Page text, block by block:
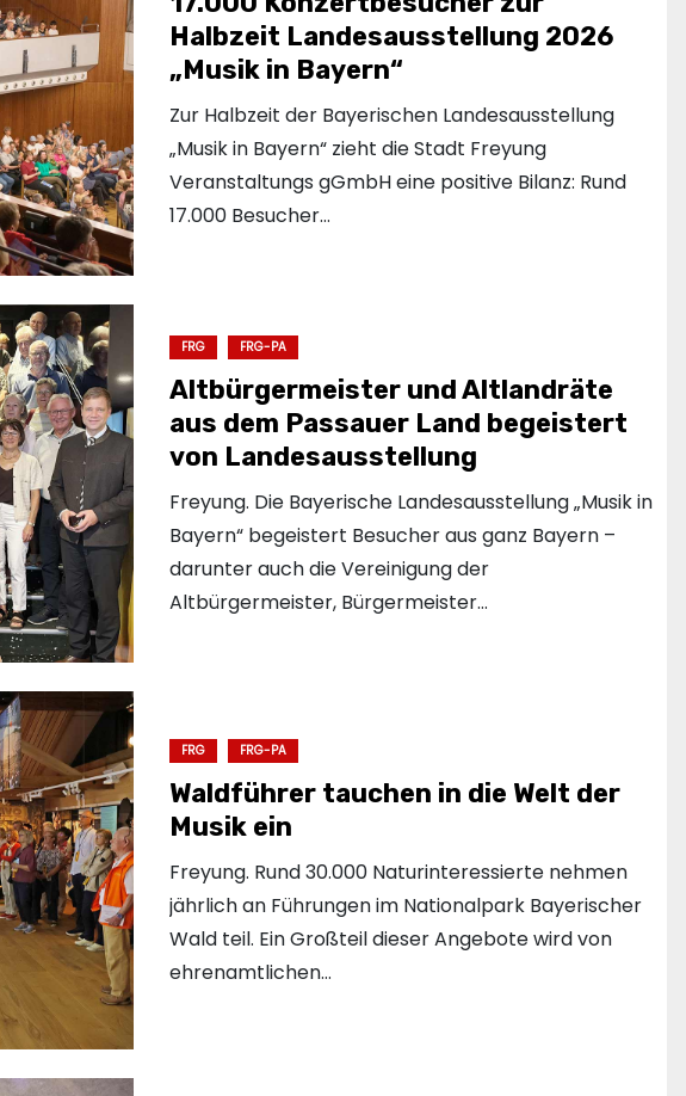
Halbzeit Landesausstellung 2026
„Musik in Bayern“
Zur Halbzeit der Bayerischen Landesausstellung
„Musik in Bayern“ zieht die Stadt Freyung
Veranstaltungs gGmbH eine positive Bilanz: Rund
17.000 Besucher…
FRG FRG-PA
Altbürgermeister und Altlandräte
aus dem Passauer Land begeistert
von Landesausstellung
Freyung. Die Bayerische Landesausstellung „Musik in
Bayern“ begeistert Besucher aus ganz Bayern –
darunter auch die Vereinigung der
Altbürgermeister, Bürgermeister…
FRG FRG-PA
Waldführer tauchen in die Welt der
Musik ein
Freyung. Rund 30.000 Naturinteressierte nehmen
jährlich an Führungen im Nationalpark Bayerischer
Wald teil. Ein Großteil dieser Angebote wird von
ehrenamtlichen…